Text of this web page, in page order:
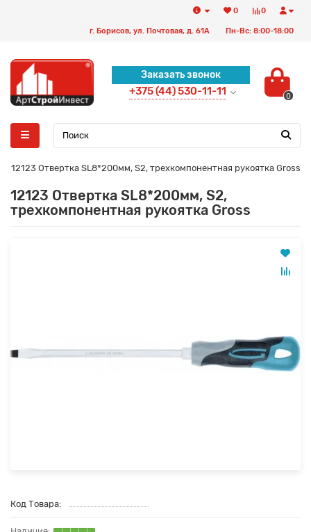
0
0
г. Борисов, ул. Почтовая, д. 61А Пн-Вс: 8:00-18:00
Заказать звонок
+375 (44) 530-11-11 0
12123 Отвертка SL8*200мм, S2, трехкомпонентная рукоятка Gross
12123 Отвертка SL8*200мм, S2,
трехкомпонентная рукоятка Gross
Код Товара: